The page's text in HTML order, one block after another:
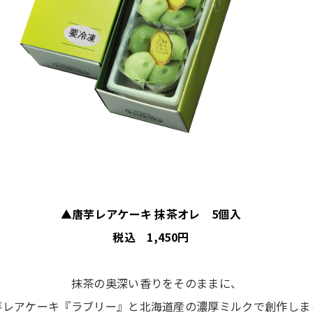
▲唐芋レアケーキ 抹茶オレ 5個入
税込 1,450円
抹茶の奥深い香りをそのままに、
アケーキ『ラブリー』と北海道産の濃厚ミルクで創作し